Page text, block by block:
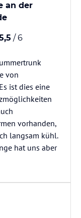
an der
/ 6
von
ist dies eine
vorhanden,
langsam kühl.
hat uns aber